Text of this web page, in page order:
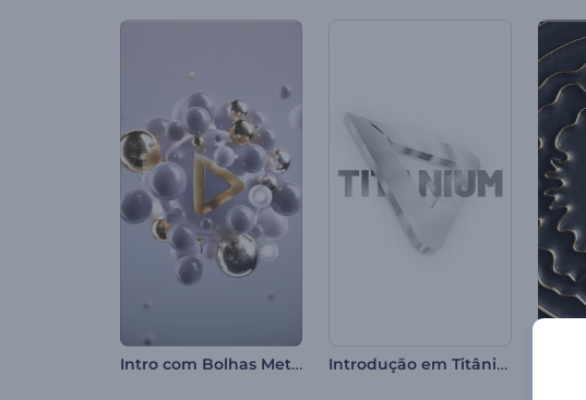
Intro com Bolhas Metálicas Introdução em Titânio Forjado